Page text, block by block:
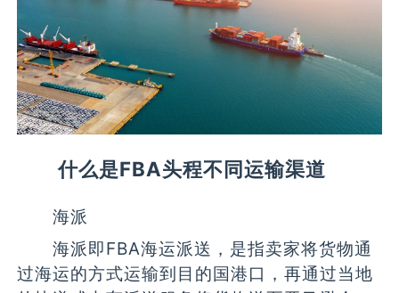
什么是FBA头程不同运输渠道
海派
海派即FBA海运派送，是指卖家将货物通
过海运的方式运输到目的国港口，再通过当地